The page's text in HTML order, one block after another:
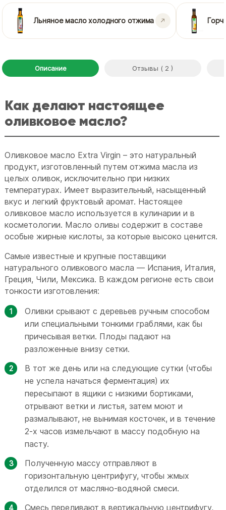
Льняное масло холодного отжима
Описание Отзывы ( 2 )
Как делают настоящее
оливковое масло?
Оливковое масло Extra Virgin – это натуральный
продукт, изготовленный путем отжима масла из
целых оливок, исключительно при низких
температурах. Имеет выразительный, насыщенный
вкус и легкий фруктовый аромат. Настоящее
оливковое масло используется в кулинарии и в
косметологии. Масло оливы содержит в составе
особые жирные кислоты, за которые высоко ценится.
Самые известные и крупные поставщики
натурального оливкового масла — Испания, Италия,
Греция, Чили, Мексика. В каждом регионе есть свои
тонкости изготовления:
Оливки срывают с деревьев ручным способом
или специальными тонкими граблями, как бы
причесывая ветки. Плоды падают на
разложенные внизу сетки.
В тот же день или на следующие сутки (чтобы
не успела начаться ферментация) их
пересыпают в ящики с низкими бортиками,
отрывают ветки и листья, затем моют и
размалывают, не вынимая косточек, и в течение
2-х часов измельчают в массу подобную на
пасту.
Полученную массу отправляют в
горизонтальную центрифугу, чтобы жмых
отделился от масляно-водяной смеси.
Смесь переливают в вертикальную центрифугу,